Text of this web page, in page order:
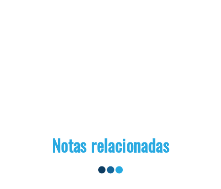
Notas relacionadas